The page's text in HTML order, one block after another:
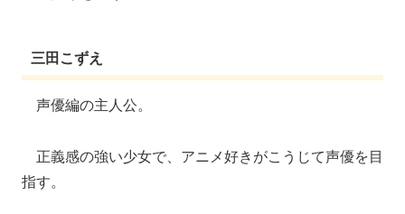
三田こずえ
声優編の主人公。
正義感の強い少女で、アニメ好きがこうじて声優を目
指す。